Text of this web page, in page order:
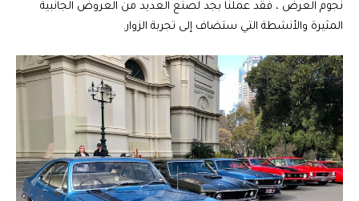
نجوم العرض ، فقد عملنا بجد لصنع العديد من العروض الجانبية
المثيرة والأنشطة التي ستضاف إلى تجربة الزوار.